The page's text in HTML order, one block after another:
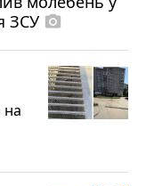
ЗСУ photo_camera
на